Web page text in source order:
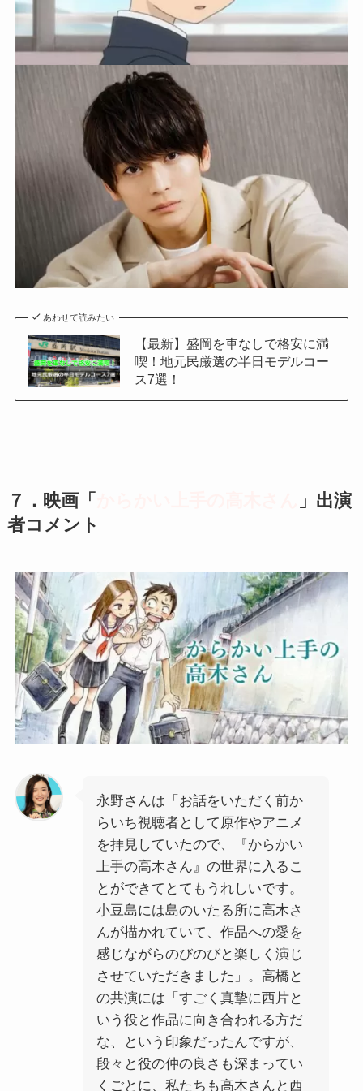
あわせて読みたい
【最新】盛岡を車なしで格安に満
喫！地元民厳選の半日モデルコー
ス7選！
７．映画「 」 出演
者コメント
永野さんは「お話をいただく前か
らいち視聴者として原作やアニメ
を拝見していたので、『からかい
上手の高木さん』の世界に入るこ
とができてとてもうれしいです。
小豆島には島のいたる所に高木さ
んが描かれていて、作品への愛を
感じながらのびのびと楽しく演じ
させていただきました」。高橋と
の共演には「すごく真摯に西片と
いう役と作品に向き合われる方だ
な、という印象だったんですが、
段々と役の仲の良さも深まってい
くごとに、私たちも高木さんと西